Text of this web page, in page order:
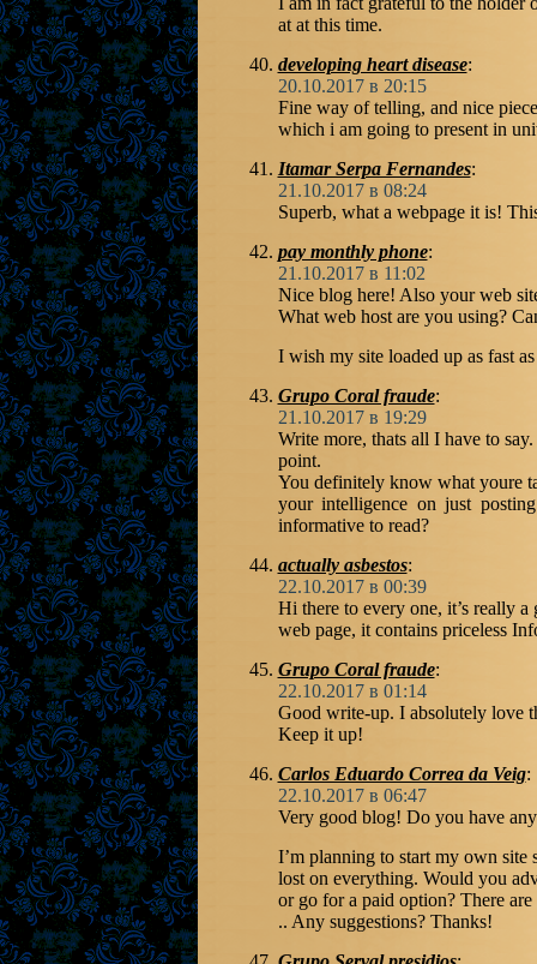
at at this time.
developing heart disease:
20.10.2017 в 20:15
Fine way of telling, and nice
which i am going to present in
Itamar Serpa Fernandes:
21.10.2017 в 08:24
Superb, what a webpage it is!
pay monthly phone:
21.10.2017 в 11:02
Nice blog here! Also your web
What web host are you using?
I wish my site loaded up as fast
Grupo Coral fraude:
21.10.2017 в 19:29
Write more, thats all I have to
point.
You definitely know what youre
your intelligence on just
informative to read?
actually asbestos:
22.10.2017 в 00:39
Hi there to every one, it’s really
web page, it contains priceless
Grupo Coral fraude:
22.10.2017 в 01:14
Good write-up. I absolutely love
Keep it up!
Carlos Eduardo Correa da Veig:
22.10.2017 в 06:47
Very good blog! Do you have
I’m planning to start my own site
lost on everything. Would you
or go for a paid option? There
.. Any suggestions? Thanks!